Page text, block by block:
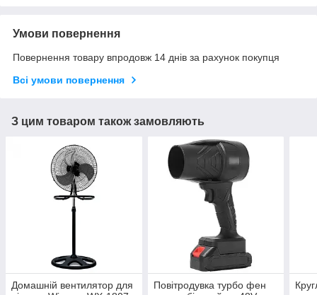
Умови повернення
Повернення товару впродовж 14 днів за рахунок покупця
Всі умови повернення
З цим товаром також замовляють
Домашній вентилятор для
Повітродувка турбо фен